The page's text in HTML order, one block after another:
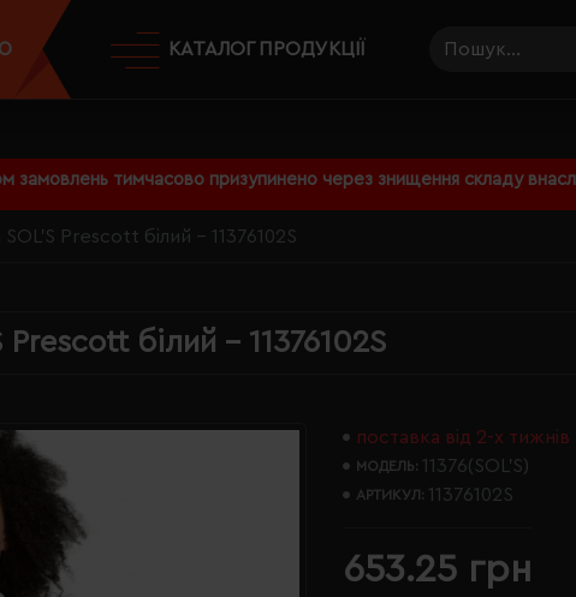
замовлень тимчасово призупинено через знищення складу
КАТАЛОГ ПРОДУКЦІЇ
Prescott білий - 11376102S
білий - 11376102S
поставка від 2-х тижнів
МОДЕЛЬ: 11376(SOL’S)
АРТИКУЛ: 11376102S
653.25 грн